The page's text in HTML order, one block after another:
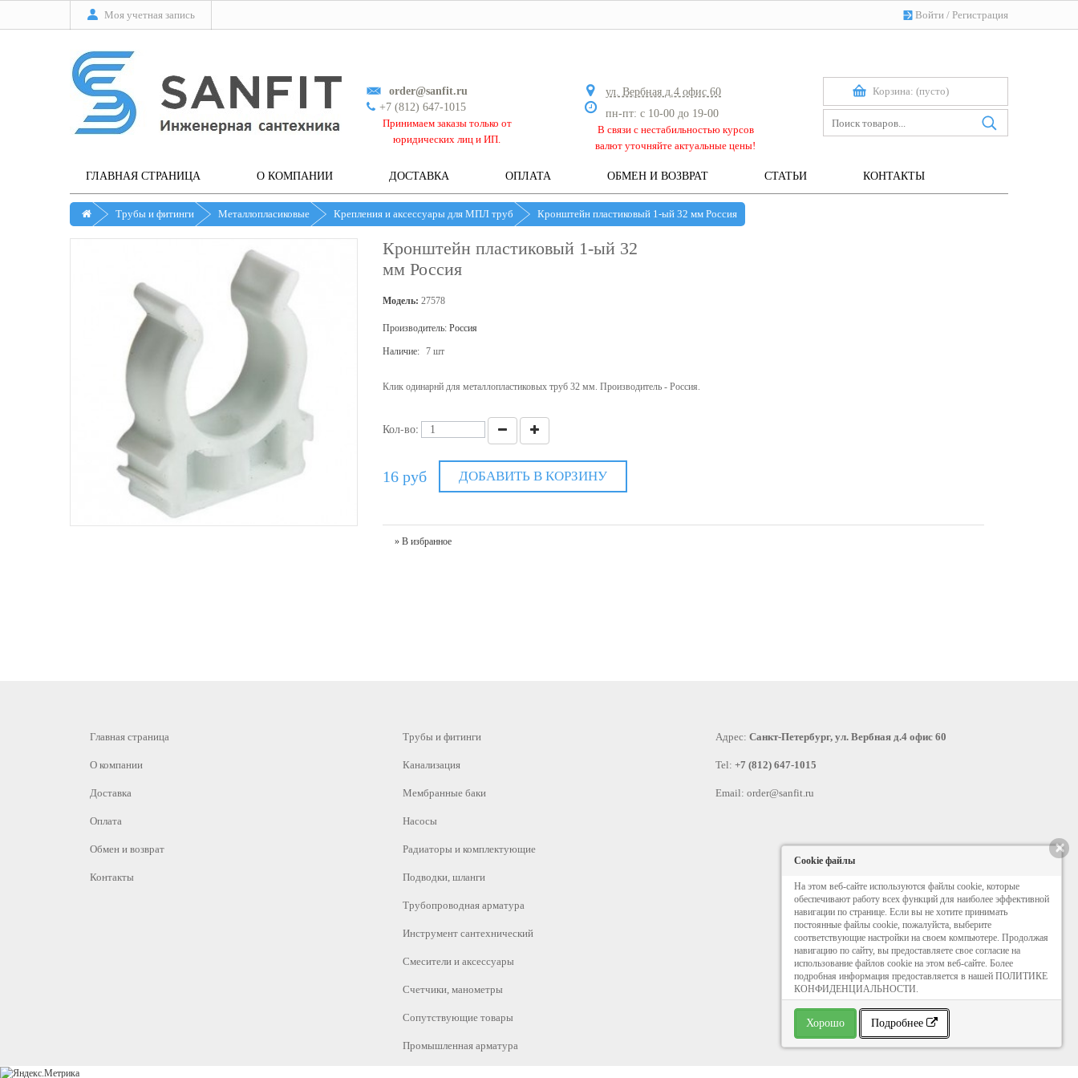
Моя учетная запись Войти / Регистрация
Корзина: (пусто)
order@sanfit.ru
+7 (812) 647-1015
Принимаем заказы только от
юридических лиц и ИП.
ул. Вербная д.4 офис 60
пн-пт: с 10-00 до 19-00
В связи с нестабильностью курсов
валют уточняйте актуальные цены!
ГЛАВНАЯ СТРАНИЦА О КОМПАНИИ ДОСТАВКА ОПЛАТА ОБМЕН И ВОЗВРАТ СТАТЬИ КОНТАКТЫ
Трубы и фитинги Металлопласиковые Крепления и аксессуары для МПЛ труб Кронштейн пластиковый 1-ый 32 мм Россия
Кронштейн пластиковый 1-ый 32
мм Россия
Модель: 27578
Производитель: Россия
Наличие: 7 шт
Клик одинарнй для металлопластиковых труб 32 мм. Производитель - Россия.
Кол-во:
16 руб ДОБАВИТЬ В КОРЗИНУ
» В избранное
Главная страница
О компании
Доставка
Оплата
Обмен и возврат
Контакты
Трубы и фитинги
Канализация
Мембранные баки
Насосы
Радиаторы и комплектующие
Подводки, шланги
Трубопроводная арматура
Инструмент сантехнический
Смесители и аксессуары
Счетчики, манометры
Сопутствующие товары
Промышленная арматура
Адрес: Санкт-Петербург, ул. Вербная д.4 офис 60
Tel: +7 (812) 647-1015
Email: order@sanfit.ru
×
Cookie файлы
На этом веб-сайте используются файлы cookie, которые
обеспечивают работу всех функций для наиболее эффективной
навигации по странице. Если вы не хотите принимать
постоянные файлы cookie, пожалуйста, выберите
соответствующие настройки на своем компьютере. Продолжая
навигацию по сайту, вы предоставляете свое согласие на
использование файлов cookie на этом веб-сайте. Более
подробная информация предоставляется в нашей ПОЛИТИКЕ
КОНФИДЕНЦИАЛЬНОСТИ.
Хорошо Подробнее